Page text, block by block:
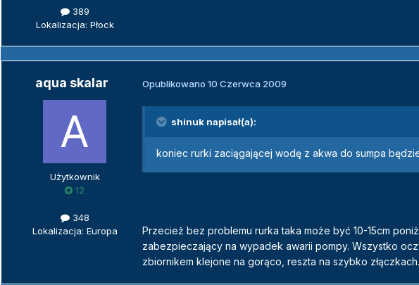
389
Lokalizacja: Płock
aqua skalar
Użytkownik
12
348
Lokalizacja: Europa
Opublikowano 10 Czerwca 2009
shinuk napisał(a):
koniec rurki zaciągającej wodę z akwa do sumpa
Przecież bez problemu rurka taka może być 10-15cm
zabezpieczający na wypadek awarii pompy. Wszystko
zbiornikem klejone na gorąco, reszta na szybko złączkach.